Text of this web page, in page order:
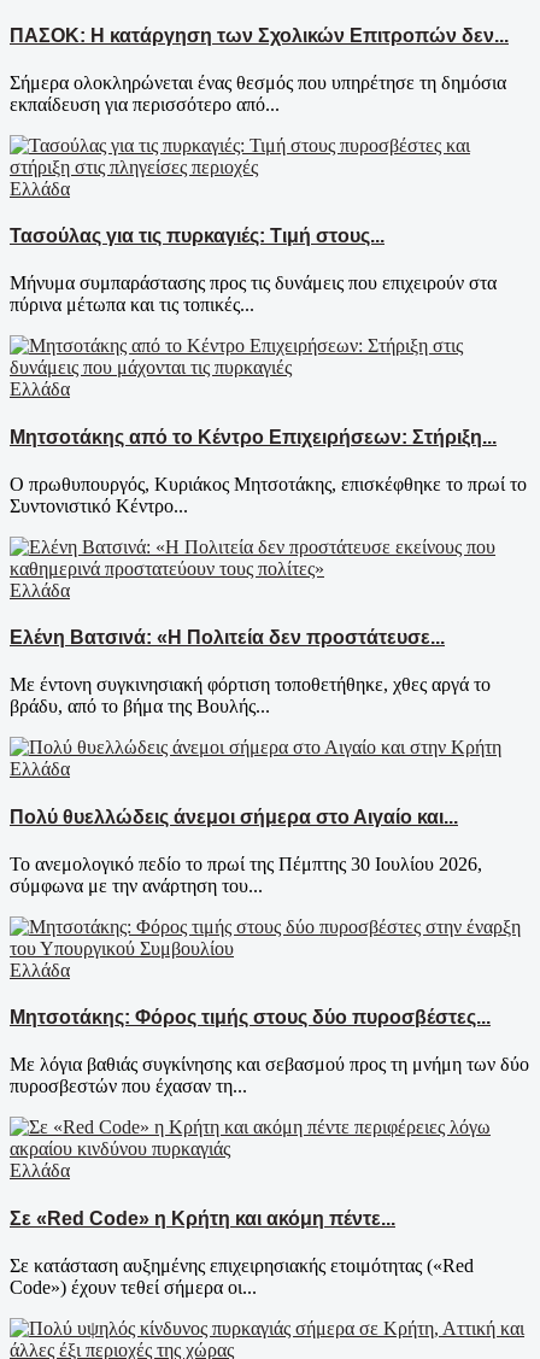
ΠΑΣΟΚ: Η κατάργηση των Σχολικών Επιτροπών δεν...
Σήμερα ολοκληρώνεται ένας θεσμός που υπηρέτησε τη δημόσια
εκπαίδευση για περισσότερο από...
Ελλάδα
Τασούλας για τις πυρκαγιές: Τιμή στους...
Μήνυμα συμπαράστασης προς τις δυνάμεις που επιχειρούν στα
πύρινα μέτωπα και τις τοπικές...
Ελλάδα
Μητσοτάκης από το Κέντρο Επιχειρήσεων: Στήριξη...
Ο πρωθυπουργός, Κυριάκος Μητσοτάκης, επισκέφθηκε το πρωί το
Συντονιστικό Κέντρο...
Ελλάδα
Ελένη Βατσινά: «Η Πολιτεία δεν προστάτευσε...
Με έντονη συγκινησιακή φόρτιση τοποθετήθηκε, χθες αργά το
βράδυ, από το βήμα της Βουλής...
Ελλάδα
Πολύ θυελλώδεις άνεμοι σήμερα στο Αιγαίο και...
Το ανεμολογικό πεδίο το πρωί της Πέμπτης 30 Ιουλίου 2026,
σύμφωνα με την ανάρτηση του...
Ελλάδα
Μητσοτάκης: Φόρος τιμής στους δύο πυροσβέστες...
Με λόγια βαθιάς συγκίνησης και σεβασμού προς τη μνήμη των δύο
πυροσβεστών που έχασαν τη...
Ελλάδα
Σε «Red Code» η Κρήτη και ακόμη πέντε...
Σε κατάσταση αυξημένης επιχειρησιακής ετοιμότητας («Red
Code») έχουν τεθεί σήμερα οι...